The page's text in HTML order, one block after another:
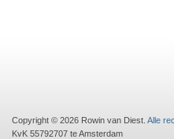
Copyright © 2026 Rowin van Diest. Alle
KvK 55792707 te Amsterdam